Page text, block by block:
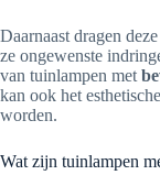
Daarnaast dragen
ze ongewenste
van tuinlampen met
kan ook het
worden.
Wat zijn tuinlampen